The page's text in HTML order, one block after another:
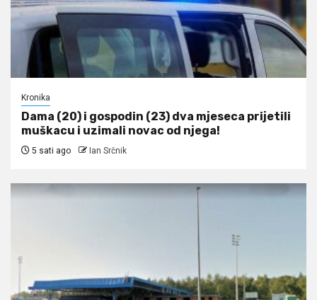
Kronika
Dama (20) i gospodin (23) dva mjeseca prijetili
muškacu i uzimali novac od njega!
5 sati ago Ian Srčnik